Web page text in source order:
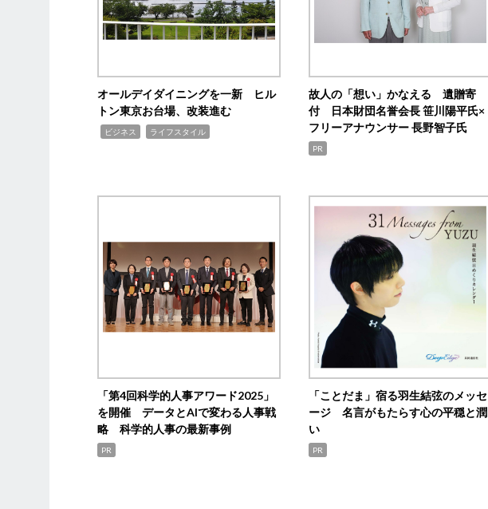
オールデイダイニングを一新 ヒル
トン東京お台場、改装進む
ビジネス ライフスタイル
故人の「想い」かなえる 遺贈寄
付 日本財団名誉会長 笹川陽平氏×
フリーアナウンサー 長野智子氏
PR
「第4回科学的人事アワード2025」
を開催 データとAIで変わる人事戦
略 科学的人事の最新事例
PR
「ことだま」宿る羽生結弦のメッセ
ージ 名言がもたらす心の平穏と潤
い
PR